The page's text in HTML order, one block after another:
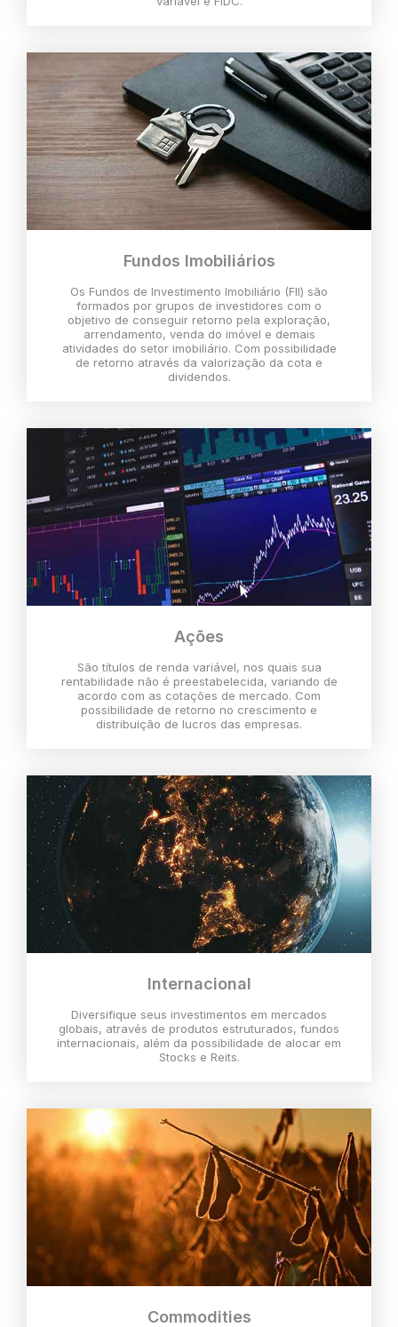
Fundos Imobiliários
Os Fundos de Investimento Imobiliário (FII) são
formados por grupos de investidores com o
objetivo de conseguir retorno pela exploração,
arrendamento, venda do imóvel e demais
atividades do setor imobiliário. Com possibilidade
de retorno através da valorização da cota e
dividendos.
Ações
São títulos de renda variável, nos quais sua
rentabilidade não é preestabelecida, variando de
acordo com as cotações de mercado. Com
possibilidade de retorno no crescimento e
distribuição de lucros das empresas.
Internacional
Diversifique seus investimentos em mercados
globais, através de produtos estruturados, fundos
internacionais, além da possibilidade de alocar em
Stocks e Reits.
Commodities